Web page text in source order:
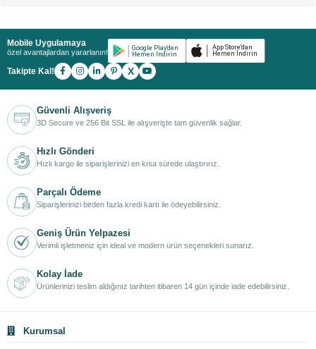
Mobile Uygulamaya
özel avantajlardan yararlanın!
Takipte Kal! X
Güvenli Alışveriş
3D Secure ve 256 Bit SSL ile alışverişte tam güvenlik sağlar.
Hızlı Gönderi
Hızlı kargo ile siparişlerinizi en kısa sürede ulaştırırız.
Parçalı Ödeme
Siparişlerinizi birden fazla kredi kartı ile ödeyebilirsiniz.
Geniş Ürün Yelpazesi
Verimli işletmeniz için ideal ve modern ürün seçenekleri sunarız.
Kolay İade
Ürünlerinizi teslim aldığınız tarihten itibaren 14 gün içinde iade edebilirsiniz.
Kurumsal